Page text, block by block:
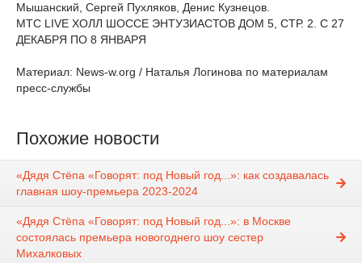
Мышанский, Сергей Пухляков, Денис Кузнецов.
МТС LIVE ХОЛЛ ШОССЕ ЭНТУЗИАСТОВ ДОМ 5, СТР. 2. С 27
ДЕКАБРЯ ПО 8 ЯНВАРЯ
Материал: News-w.org / Наталья Логинова по материалам
пресс-службы
Похожие новости
«Дядя Стёпа «Говорят: под Новый год...»: как создавалась
главная шоу-премьера 2023-2024
«Дядя Стёпа «Говорят: под Новый год...»: в Москве
состоялась премьера новогоднего шоу сестер
Михалковых